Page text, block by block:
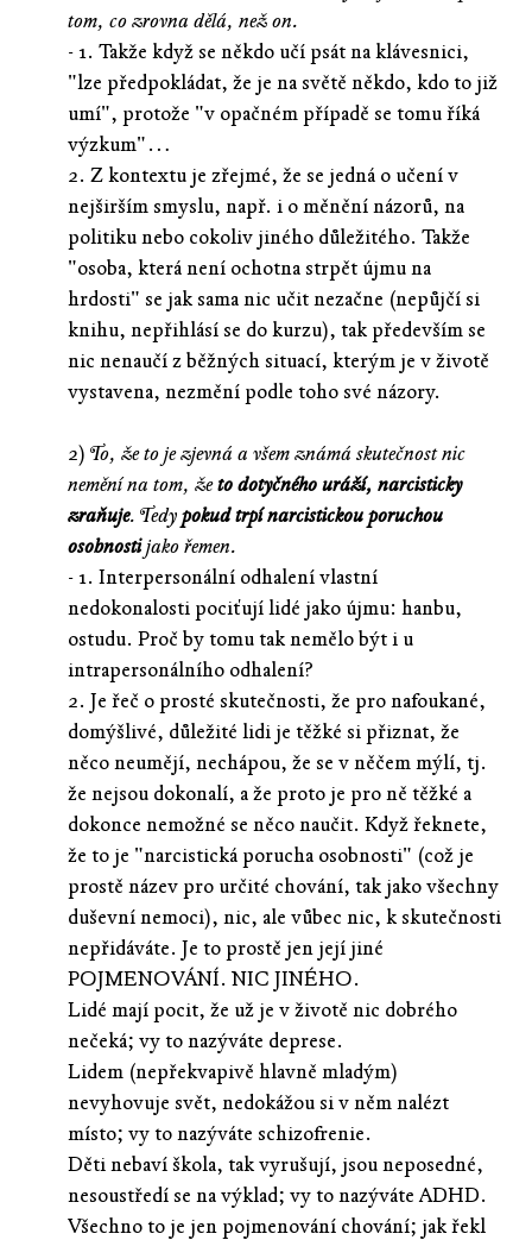
tom, co zrovna dělá, než on.
- 1. Takže když se někdo učí psát na klávesnici,
"lze předpokládat, že je na světě někdo, kdo to již
umí", protože "v opačném případě se tomu říká
výzkum"…
2. Z kontextu je zřejmé, že se jedná o učení v
nejširším smyslu, např. i o měnění názorů, na
politiku nebo cokoliv jiného důležitého. Takže
"osoba, která není ochotna strpět újmu na
hrdosti" se jak sama nic učit nezačne (nepůjčí si
knihu, nepřihlásí se do kurzu), tak především se
nic nenaučí z běžných situací, kterým je v životě
vystavena, nezmění podle toho své názory.
2)To, že to je zjevná a všem známá skutečnost nic
nemění na tom, žeto dotyčného uráží, narcisticky
zraňuje. Tedypokud trpí narcistickou poruchou
osobnostijako řemen.
- 1. Interpersonální odhalení vlastní
nedokonalosti pociťují lidé jako újmu: hanbu,
ostudu. Proč by tomu tak nemělo být i u
intrapersonálního odhalení?
2. Je řeč o prosté skutečnosti, že pro nafoukané,
domýšlivé, důležité lidi je těžké si přiznat, že
něco neumějí, nechápou, že se v něčem mýlí, tj.
že nejsou dokonalí, a že proto je pro ně těžké a
dokonce nemožné se něco naučit. Když řeknete,
že to je "narcistická porucha osobnosti" (což je
prostě název pro určité chování, tak jako všechny
duševní nemoci), nic, ale vůbec nic, k skutečnosti
nepřidáváte. Je to prostě jen její jiné
POJMENOVÁNÍ. NIC JINÉHO.
Lidé mají pocit, že už je v životě nic dobrého
nečeká; vy to nazýváte deprese.
Lidem (nepřekvapivě hlavně mladým)
nevyhovuje svět, nedokážou si v něm nalézt
místo; vy to nazýváte schizofrenie.
Děti nebaví škola, tak vyrušují, jsou neposedné,
nesoustředí se na výklad; vy to nazýváte ADHD.
Všechno to je jen pojmenování chování; jak řekl